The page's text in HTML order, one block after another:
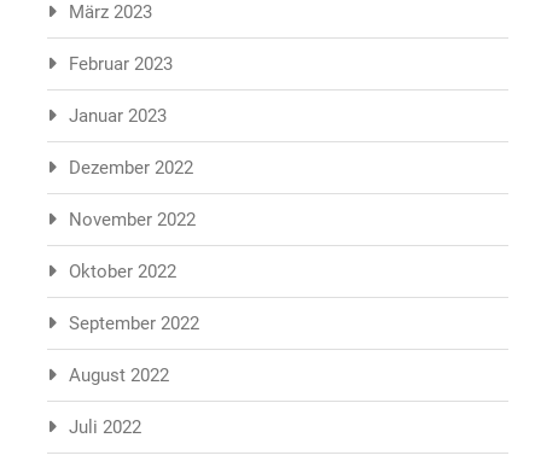
März 2023
Februar 2023
Januar 2023
Dezember 2022
November 2022
Oktober 2022
September 2022
August 2022
Juli 2022